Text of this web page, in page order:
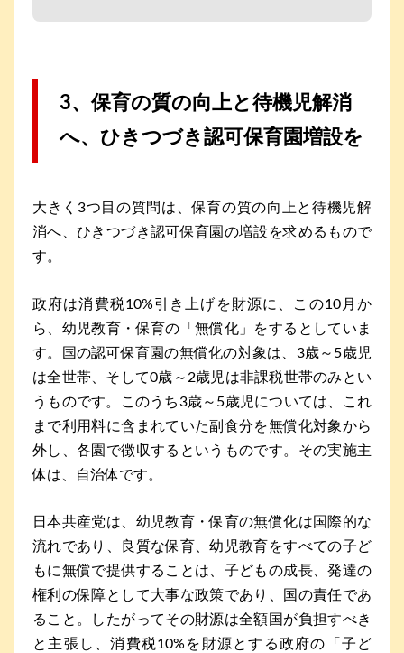
3、保育の質の向上と待機児解消
へ、ひきつづき認可保育園増設を
大きく3つ目の質問は、保育の質の向上と待機児解
消へ、ひきつづき認可保育園の増設を求めるもので
す。
政府は消費税10%引き上げを財源に、この10月か
ら、幼児教育・保育の「無償化」をするとしていま
す。国の認可保育園の無償化の対象は、3歳～5歳児
は全世帯、そして0歳～2歳児は非課税世帯のみとい
うものです。このうち3歳～5歳児については、これ
まで利用料に含まれていた副食分を無償化対象から
外し、各園で徴収するというものです。その実施主
体は、自治体です。
日本共産党は、幼児教育・保育の無償化は国際的な
流れであり、良質な保育、幼児教育をすべての子ど
もに無償で提供することは、子どもの成長、発達の
権利の保障として大事な政策であり、国の責任であ
ること。したがってその財源は全額国が負担すべき
と主張し、消費税10%を財源とする政府の「子ど